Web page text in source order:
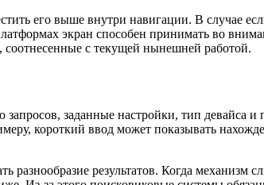
его выше внутри навигации. В случае
экран способен принимать во
с текущей нынешней работой.
заданные настройки, тип девайса
короткий ввод может показывать
результатов. Когда механизм